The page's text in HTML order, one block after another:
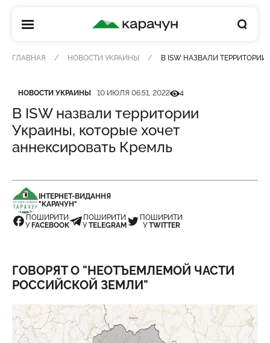
КАРАЧУН
ГЛАВНАЯ НОВОСТИ УКРАИНЫ В ISW НАЗВАЛИ
Категория
НОВОСТИ УКРАИНЫ
Дата публикации 10 ИЮЛЯ 06:51, 2022Кількість переглядів
4
В ISW назвали территории
Украины, которые хочет
аннексировать Кремль
ІНТЕРНЕТ-ВИДАННЯ
"КАРАЧУН"
ПОШИРИТИ
У FACEBOOK
ПОШИРИТИ
УTELEGRAM
ПОШИРИТИ
УTWITTER
ГОВОРЯТ О "НЕОТЪЕМЛЕМОЙ ЧАСТИ
РОССИЙСКОЙ ЗЕМЛИ"